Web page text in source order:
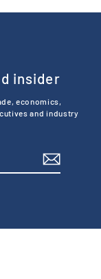
insider
economics,
and industry